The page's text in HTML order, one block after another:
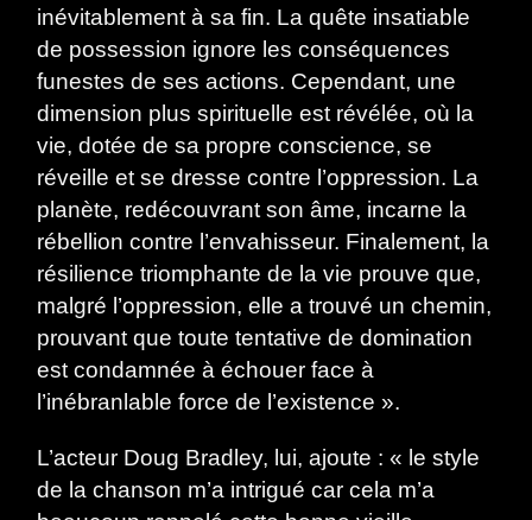
inévitablement à sa fin. La quête insatiable
de possession ignore les conséquences
funestes de ses actions. Cependant, une
dimension plus spirituelle est révélée, où la
vie, dotée de sa propre conscience, se
réveille et se dresse contre l’oppression. La
planète, redécouvrant son âme, incarne la
rébellion contre l’envahisseur. Finalement, la
résilience triomphante de la vie prouve que,
malgré l’oppression, elle a trouvé un chemin,
prouvant que toute tentative de domination
est condamnée à échouer face à
l’inébranlable force de l’existence ».
L’acteur Doug Bradley, lui, ajoute : « le style
de la chanson m’a intrigué car cela m’a